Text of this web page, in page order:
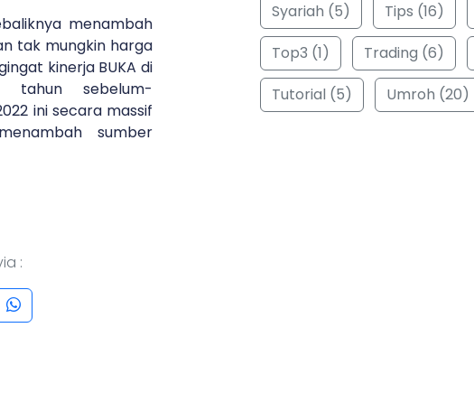
menambah
tak mungkin harga
kinerja BUKA di
tahun sebelum-
ini secara massif
sumber
:
Syariah (5)
Tips (16)
Top3 (1)
Trading (6)
Tutorial (5)
Umroh (20)